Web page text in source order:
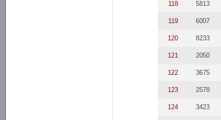
118 5813
119 6007
120 8233
121 2050
122 3675
123 2578
124 3423